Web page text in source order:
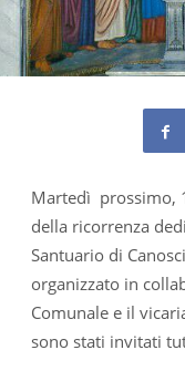
Martedì prossimo,
della ricorrenza
Santuario di
organizzato in
Comunale e il
sono stati invitati